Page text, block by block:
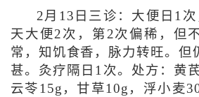
2月13日三诊：大便日1
天大便2次，第2次偏稀，但
常，知饥食香，脉力转旺。但
甚。灸疗隔日1次。处方：黄
云苓15g，甘草10g，浮小麦